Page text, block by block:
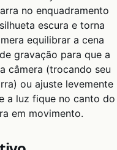
no enquadramento
escura e torna
equilibrar a cena
gravação para que a
câmera (trocando seu
ou ajuste levemente
a luz fique no canto do
em movimento.